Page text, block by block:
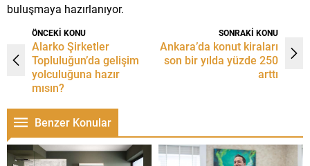
buluşmaya hazırlanıyor.
ÖNCEKİ KONU
Alarko Şirketler
Topluluğun’da gelişim
yolculuğuna hazır
mısın?
SONRAKİ KONU
Ankara’da konut kiraları
son bir yılda yüzde 250
arttı
Benzer Konular